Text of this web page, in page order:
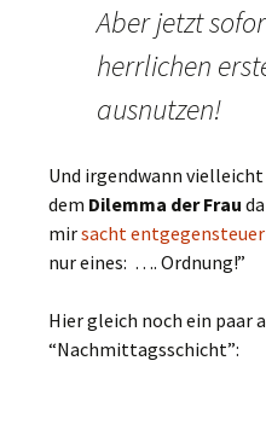
Aber jetzt
herrlichen
ausnutzen!
Und irgendwann
dem Dilemma der Frau
mirsacht
nur eines: …. Ordnung!”
Hier gleich noch ein paar
“Nachmittagsschicht”: